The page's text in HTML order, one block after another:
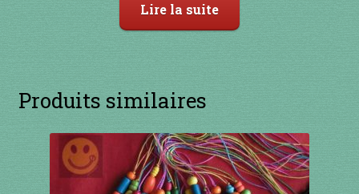
Lire la suite
Produits similaires